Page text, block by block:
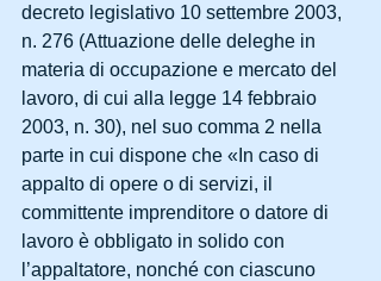
decreto legislativo 10 settembre 2003,
n. 276 (Attuazione delle deleghe in
materia di occupazione e mercato del
lavoro, di cui alla legge 14 febbraio
2003, n. 30), nel suo comma 2 nella
parte in cui dispone che «In caso di
appalto di opere o di servizi, il
committente imprenditore o datore di
lavoro è obbligato in solido con
l’appaltatore, nonché con ciascuno